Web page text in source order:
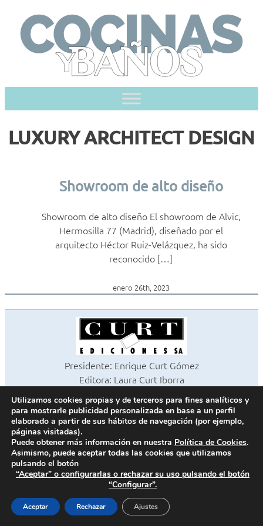
content
LUXURY ARCHITECT DESIGN
Showroom de alto diseño
Showroom de alto diseño El showroom de Alvic,
Hermosilla 77 (Madrid), diseñado por el
arquitecto Héctor Ruiz-Velázquez, ha sido
reconocido […]
enero 26th, 2023
Presidente: Enrique Curt Gómez
Editora: Laura Curt Iborra
Todos los derechos reservados
Paseo de Gracia, 63. 1º 2ª. 08008 Barcelona -933 180 101
Fax 933 183 505
Política de cookies
Política de privacidad
Contacto
Utilizamos cookies propias y de terceros para fines analíticos y
para mostrarle publicidad personalizada en base a un perfil
elaborado a partir de sus hábitos de navegación (por ejemplo,
páginas visitadas).
Puede obtener más información en nuestra Política de Cookies.
Asimismo, puede aceptar todas las cookies que utilizamos
pulsando el botón
“Aceptar” o configurarlas o rechazar su uso pulsando el botón
“Configurar”.
Aceptar Rechazar Ajustes